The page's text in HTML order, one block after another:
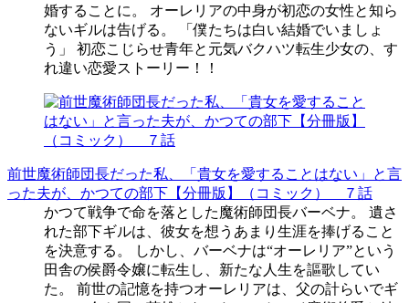
婚することに。 オーレリアの中身が初恋の女性と知ら
ないギルは告げる。 「僕たちは白い結婚でいましょ
う」 初恋こじらせ青年と元気バクハツ転生少女の、す
れ違い恋愛ストーリー！！
前世魔術師団長だった私、「貴女を愛することはない」と言
った夫が、かつての部下【分冊版】（コミック） ７話
かつて戦争で命を落とした魔術師団長バーベナ。 遺さ
れた部下ギルは、彼女を想うあまり生涯を捧げること
を決意する。 しかし、バーベナは“オーレリア”という
田舎の侯爵令嬢に転生し、新たな人生を謳歌してい
た。 前世の記憶を持つオーレリアは、父の計らいでギ